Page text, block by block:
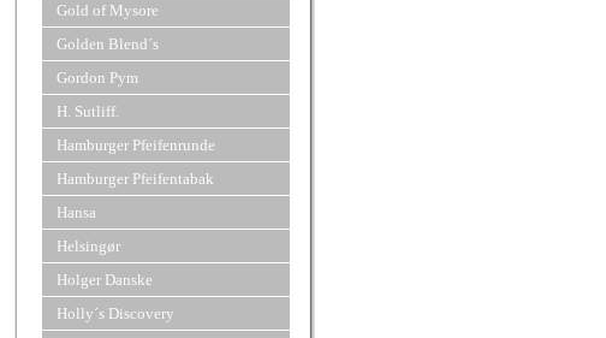
Gold of Mysore
Golden Blend´s
Gordon Pym
H. Sutliff.
Hamburger Pfeifenrunde
Hamburger Pfeifentabak
Hansa
Helsingør
Holger Danske
Holly´s Discovery